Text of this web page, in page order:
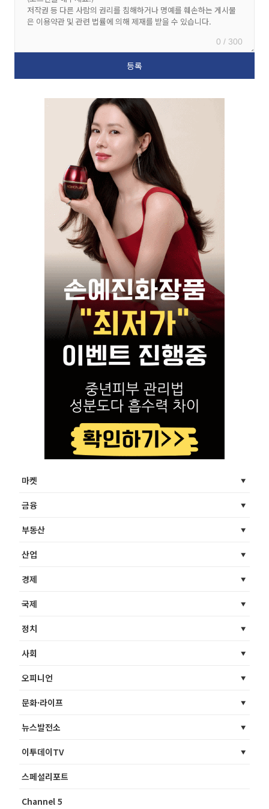
0 / 300
마켓
금융
부동산
산업
경제
국제
정치
사회
오피니언
문화·라이프
뉴스발전소
이투데이TV
스페셜리포트
Channel 5